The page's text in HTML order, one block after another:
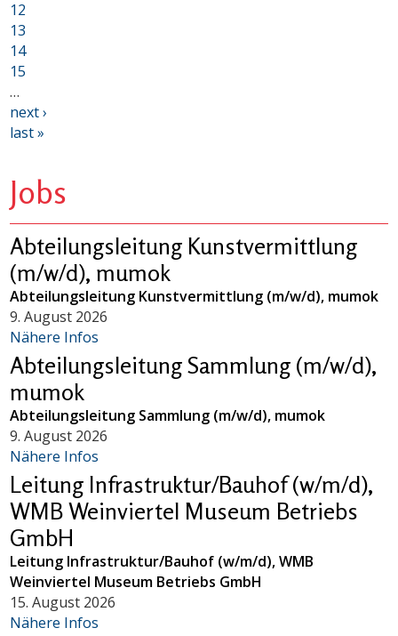
12
13
14
15
…
next ›
last »
Jobs
Abteilungsleitung Kunstvermittlung
(m/w/d), mumok
Abteilungsleitung Kunstvermittlung (m/w/d), mumok
9. August 2026
Nähere Infos
Abteilungsleitung Sammlung (m/w/d),
mumok
Abteilungsleitung Sammlung (m/w/d), mumok
9. August 2026
Nähere Infos
Leitung Infrastruktur/Bauhof (w/m/d),
WMB Weinviertel Museum Betriebs
GmbH
Leitung Infrastruktur/Bauhof (w/m/d), WMB
Weinviertel Museum Betriebs GmbH
15. August 2026
Nähere Infos